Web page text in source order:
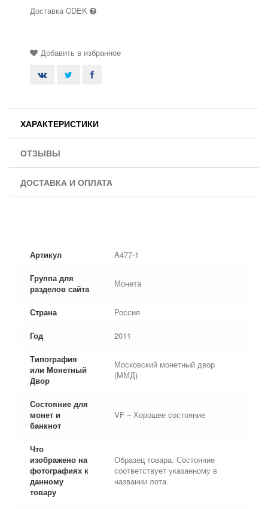
Доставка CDEK
Добавить в избранное
ХАРАКТЕРИСТИКИ
ОТЗЫВЫ
ДОСТАВКА И ОПЛАТА
Артикул A477-1
Группа для
разделов сайта
Монета
Страна Россия
Год 2011
Типография
или Монетный
Двор
Московский монетный двор
(ММД)
Состояние для
монет и
банкнот
VF – Хорошее состояние
Что
изображено на
фотографиях к
данному
товару
Образец товара. Состояние
соответствует указанному в
названии лота